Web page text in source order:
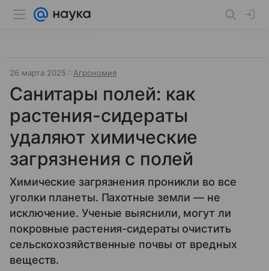
26 марта 2025 Агрономия
Санитары полей: как
растения-сидераты
удаляют химические
загрязнения с полей
Химические загрязнения проникли во все
уголки планеты. Пахотные земли — не
исключение. Ученые выяснили, могут ли
покровные растения-сидераты очистить
сельскохозяйственные почвы от вредных
веществ.